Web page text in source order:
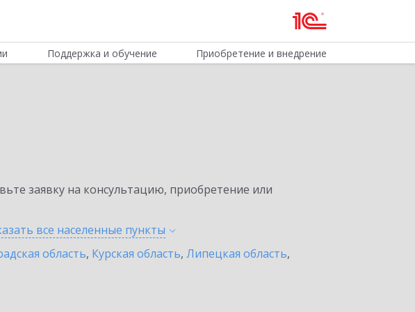
Поддержка и обучение Приобретение и внедрение
заявку на консультацию, приобретение или
все населенные пункты
область, Курская область, Липецкая область,